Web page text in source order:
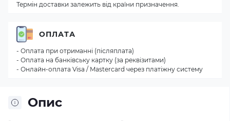
Опис
Термін доставки залежить від країни призначення.
ОПЛАТА
- Оплата при отриманні (післяплата)
- Оплата на банківську картку (за реквізитами)
- Онлайн-оплата Visa / Mastercard через платіжну систему